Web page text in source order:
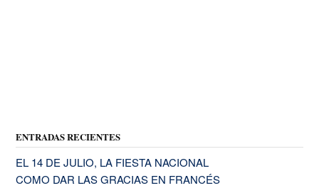
ENTRADAS RECIENTES
EL 14 DE JULIO, LA FIESTA NACIONAL
COMO DAR LAS GRACIAS EN FRANCÉS